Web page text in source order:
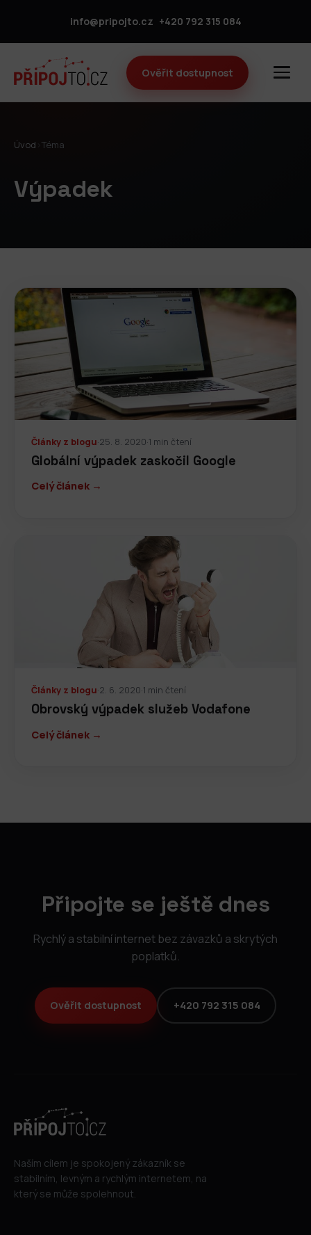
info@pripojto.cz +420 792 315 084
Ověřit dostupnost
Úvod Téma
Výpadek
Články z blogu·25. 8. 2020·1 min čtení
Globální výpadek zaskočil Google
Celý článek →
Články z blogu·2. 6. 2020·1 min čtení
Obrovský výpadek služeb Vodafone
Celý článek →
Připojte se ještě dnes
Rychlý a stabilní internet bez závazků a skrytých
poplatků.
Ověřit dostupnost +420 792 315 084
Naším cílem je spokojený zákazník se
stabilním, levným a rychlým internetem, na
který se může spolehnout.